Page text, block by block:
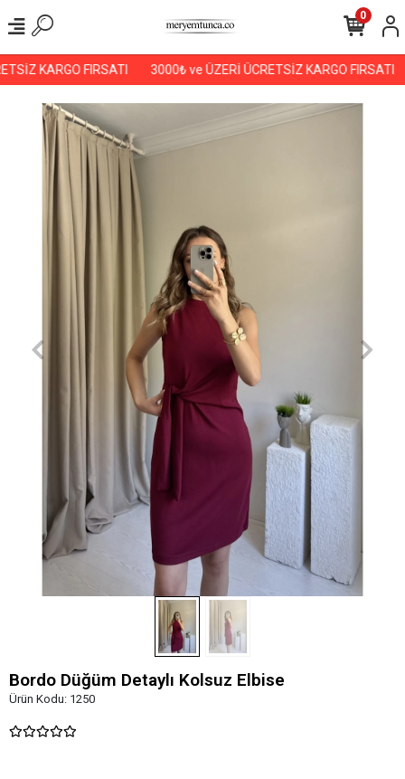
KARGO FIRSATI 3000₺ ve ÜZERİ ÜCRETSİZ KARGO FIRSATI
0
Bordo Düğüm Detaylı Kolsuz Elbise
Ürün Kodu: 1250